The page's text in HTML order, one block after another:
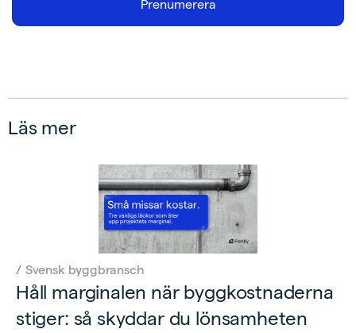
Läs mer
/ Svensk byggbransch
Håll marginalen när byggkostnaderna
stiger: så skyddar du lönsamheten